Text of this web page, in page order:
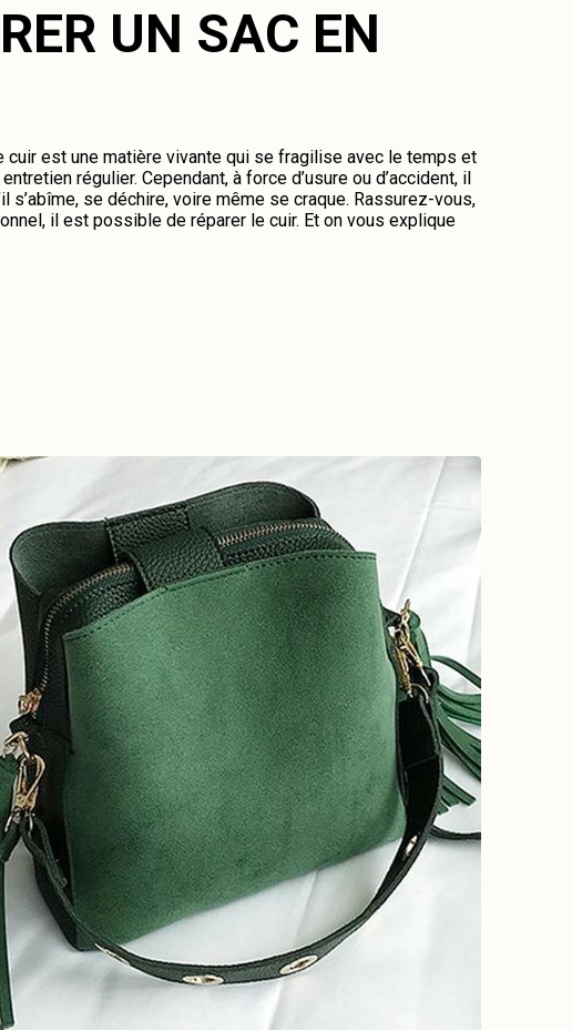
UN SAC EN
cuir est une matière vivante qui se fragilise avec le temps et
régulier. Cependant, à force d’usure ou d’accident, il
s’abîme, se déchire, voire même se craque. Rassurez-vous,
il est possible de réparer le cuir. Et on vous explique